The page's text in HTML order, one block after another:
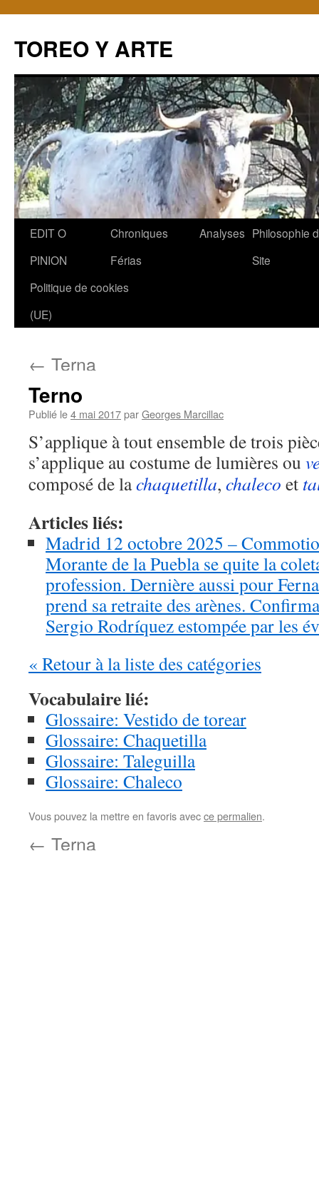
TOREO Y ARTE
Aller
contenu
EDIT O
PINION
Chroniques
Férias
Analyses Philosophie
Site
Politique de cookies
(UE)
← Terna
Terno
Publié le4 mai 2017parGeorges Marcillac
S’applique à tout ensemble de trois
s’applique au costume de lumières ou
composé de lachaquetilla, chaleco et
Articles liés:
Madrid 12 octobre 2025 –
Morante de la Puebla se quite la
profession. Dernière aussi pour
prend sa retraite des arènes.
Sergio Rodríquez estompée par les
« Retour à la liste des catégories
Vocabulaire lié:
Glossaire: Vestido de torear
Glossaire: Chaquetilla
Glossaire: Taleguilla
Glossaire: Chaleco
Vous pouvez la mettre en favoris avecce permalien.
← Terna